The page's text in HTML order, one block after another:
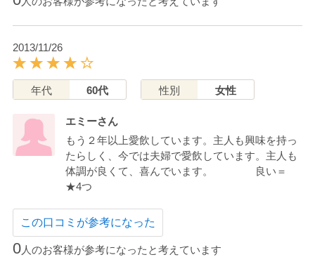
2013/11/26
年代 60代 性別 女性
エミーさん
もう２年以上愛飲しています。主人も興味を持っ
たらしく、今では夫婦で愛飲しています。主人も
体調が良くて、喜んでいます。 良い＝
★4つ
この口コミが参考になった
0人のお客様が参考になったと考えています